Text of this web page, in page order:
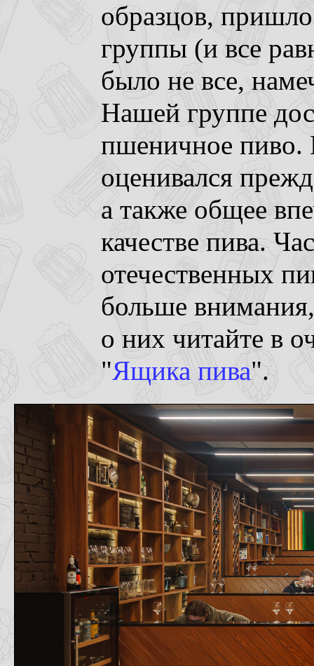
образцов,
группы (и все
было не все,
Нашей группе
пшеничное
оценивался
а также общее
качестве пива.
отечественных
больше
о них читайте в
"Ящика пива".